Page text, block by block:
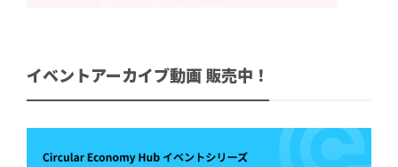
イベントアーカイブ動画 販売中！